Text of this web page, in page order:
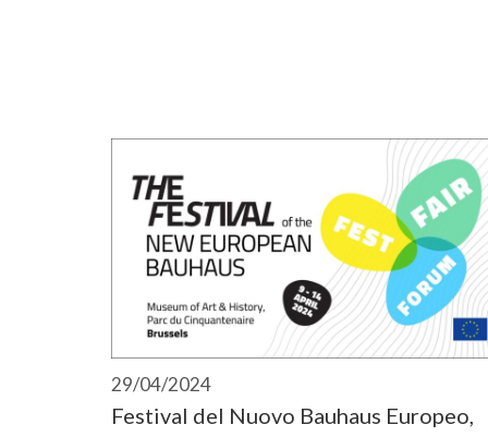
29/04/2024
Festival del Nuovo Bauhaus Europeo,